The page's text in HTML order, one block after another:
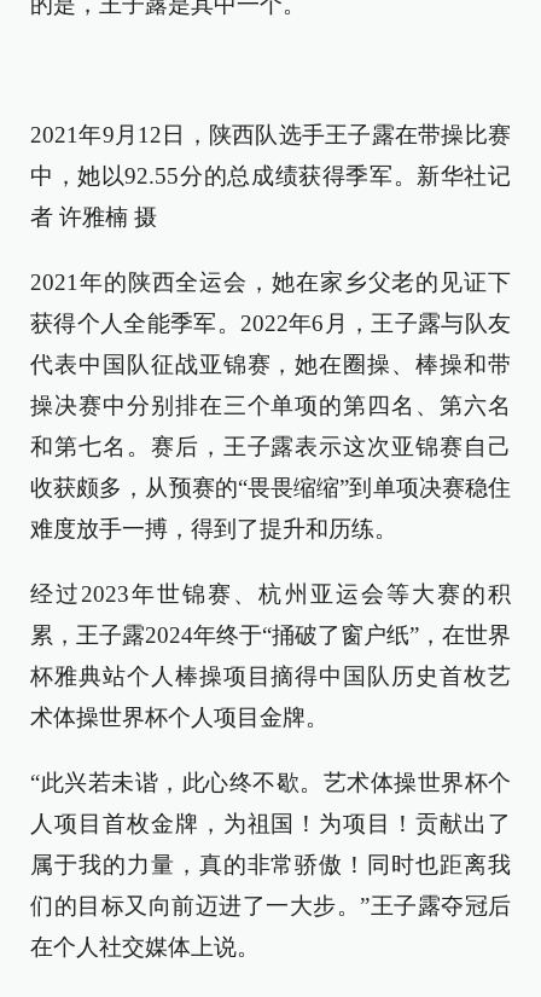
2021年9月12日，陕西队选手王子露在带操比赛
中，她以92.55分的总成绩获得季军。新华社记
者 许雅楠 摄
2021年的陕西全运会，她在家乡父老的见证下
获得个人全能季军。2022年6月，王子露与队友
代表中国队征战亚锦赛，她在圈操、棒操和带
操决赛中分别排在三个单项的第四名、第六名
和第七名。赛后，王子露表示这次亚锦赛自己
收获颇多，从预赛的“畏畏缩缩”到单项决赛稳住
难度放手一搏，得到了提升和历练。
经过2023年世锦赛、杭州亚运会等大赛的积
累，王子露2024年终于“捅破了窗户纸”，在世界
杯雅典站个人棒操项目摘得中国队历史首枚艺
术体操世界杯个人项目金牌。
“此兴若未谐，此心终不歇。艺术体操世界杯个
人项目首枚金牌，为祖国！为项目！贡献出了
属于我的力量，真的非常骄傲！同时也距离我
们的目标又向前迈进了一大步。”王子露夺冠后
在个人社交媒体上说。